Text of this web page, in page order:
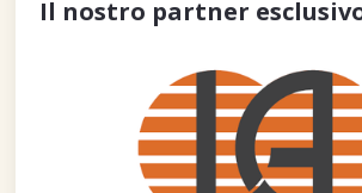
Il nostro partner